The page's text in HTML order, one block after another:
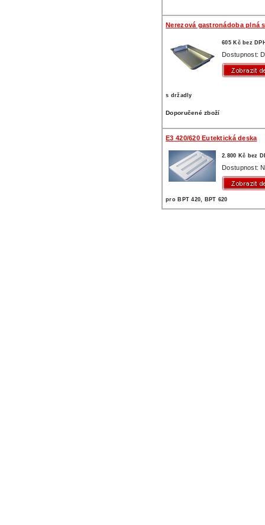
Nerezová gastronádoba plná
605 Kč bez
Dostupnost:
s držadly
Doporučené zboží
E3 420/620 Eutektická deska
2.800 Kč bez
Dostupnost:
pro BPT 420, BPT 620